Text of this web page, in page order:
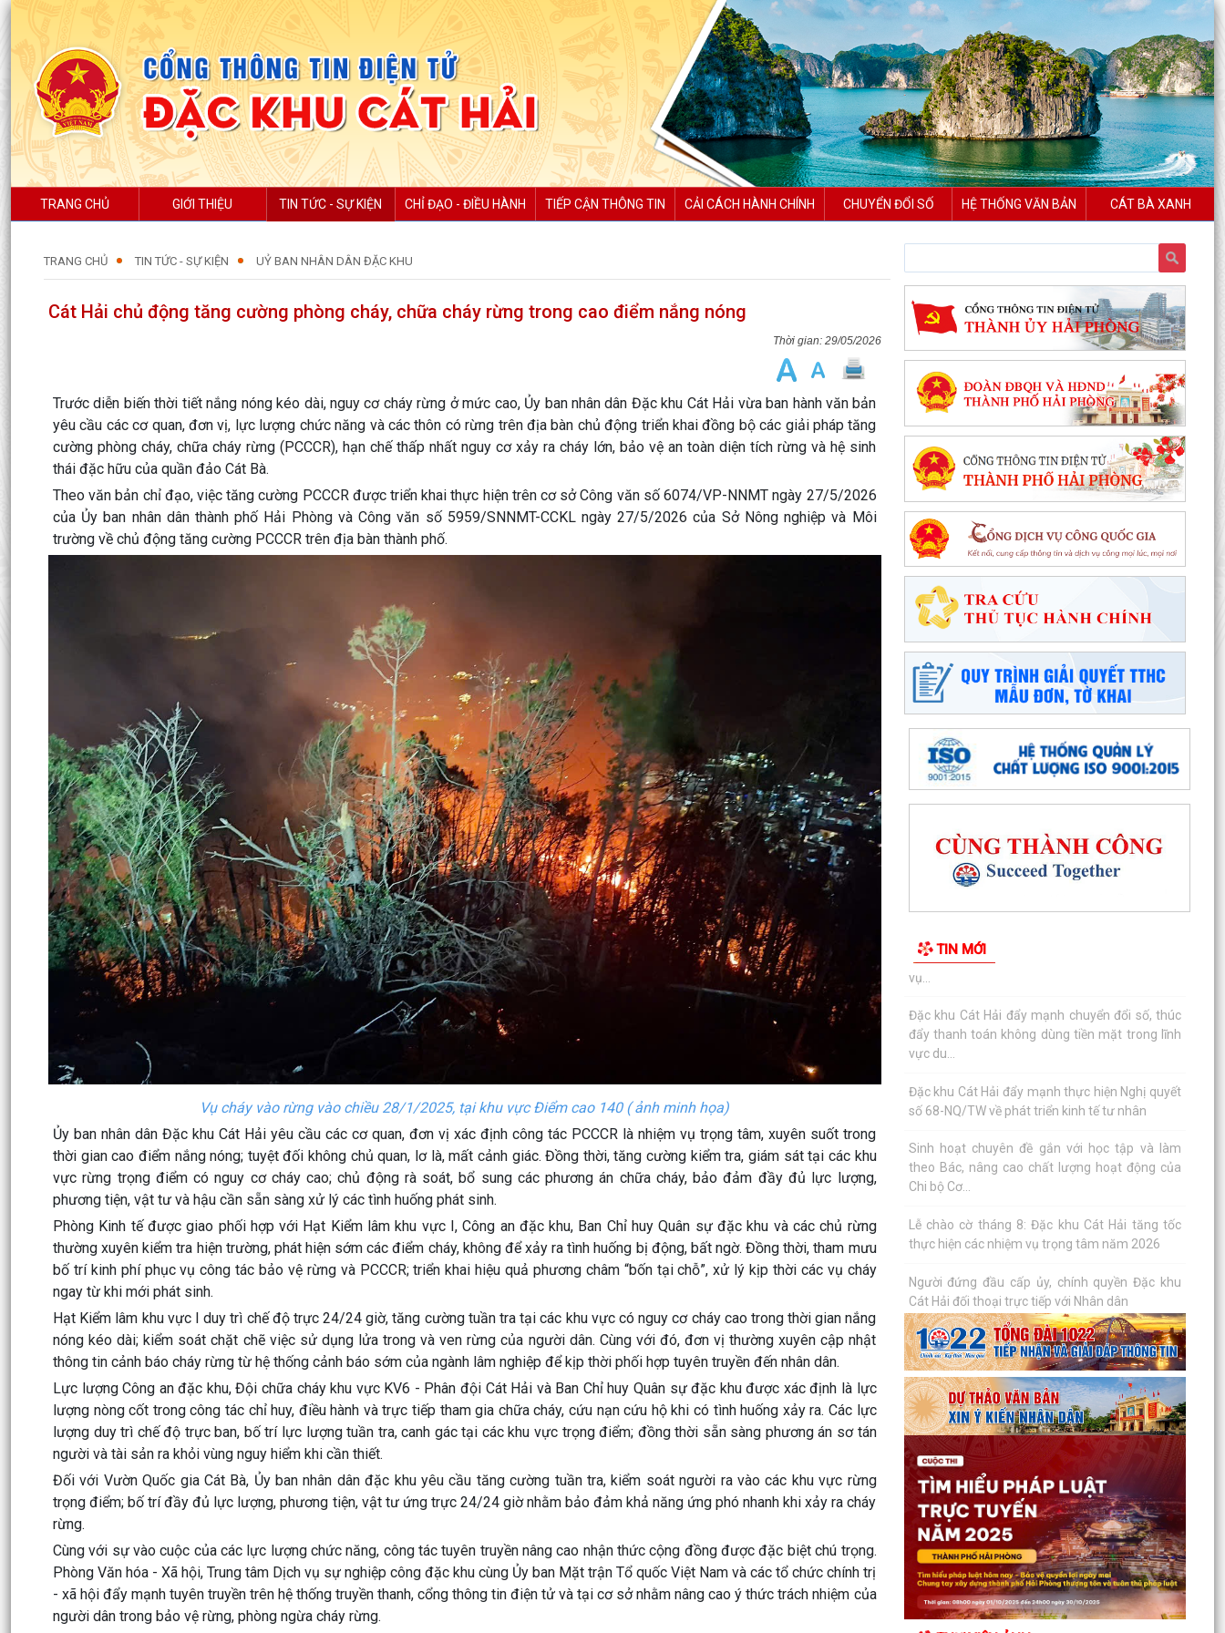
TRANG CHỦ GIỚI THIỆU TIN TỨC - SỰ KIỆN CHỈ ĐẠO - ĐIỀU HÀNH TIẾP CẬN THÔNG TIN CẢI CÁCH HÀNH CHÍNH CHUYỂN ĐỔI SỐ HỆ THỐNG VĂN BẢN CÁT BÀ XANH
TRANG CHỦ TIN TỨC - SỰ KIỆN UỶ BAN NHÂN DÂN ĐẶC KHU
Cát Hải chủ động tăng cường phòng cháy, chữa cháy rừng trong cao điểm nắng nóng
29/05/2026
Trước diễn biến thời tiết nắng nóng kéo dài, nguy cơ cháy rừng ở mức cao, Ủy ban nhân dân Đặc khu Cát Hải vừa ban hành văn bản
yêu cầu các cơ quan, đơn vị, lực lượng chức năng và các thôn có rừng trên địa bàn chủ động triển khai đồng bộ các giải pháp tăng
cường phòng cháy, chữa cháy rừng (PCCCR), hạn chế thấp nhất nguy cơ xảy ra cháy lớn, bảo vệ an toàn diện tích rừng và hệ sinh
thái đặc hữu của quần đảo Cát Bà.
Theo văn bản chỉ đạo, việc tăng cường PCCCR được triển khai thực hiện trên cơ sở Công văn số 6074/VP-NNMT ngày 27/5/2026
của Ủy ban nhân dân thành phố Hải Phòng và Công văn số 5959/SNNMT-CCKL ngày 27/5/2026 của Sở Nông nghiệp và Môi
trường về chủ động tăng cường PCCCR trên địa bàn thành phố.
Vụ cháy vào rừng vào chiều 28/1/2025, tại khu vực Điểm cao 140 ( ảnh minh họa)
Ủy ban nhân dân Đặc khu Cát Hải yêu cầu các cơ quan, đơn vị xác định công tác PCCCR là nhiệm vụ trọng tâm, xuyên suốt trong
thời gian cao điểm nắng nóng; tuyệt đối không chủ quan, lơ là, mất cảnh giác. Đồng thời, tăng cường kiểm tra, giám sát tại các khu
vực rừng trọng điểm có nguy cơ cháy cao; chủ động rà soát, bổ sung các phương án chữa cháy, bảo đảm đầy đủ lực lượng,
phương tiện, vật tư và hậu cần sẵn sàng xử lý các tình huống phát sinh.
Phòng Kinh tế được giao phối hợp với Hạt Kiểm lâm khu vực I, Công an đặc khu, Ban Chỉ huy Quân sự đặc khu và các chủ rừng
thường xuyên kiểm tra hiện trường, phát hiện sớm các điểm cháy, không để xảy ra tình huống bị động, bất ngờ. Đồng thời, tham mưu
bố trí kinh phí phục vụ công tác bảo vệ rừng và PCCCR; triển khai hiệu quả phương châm “bốn tại chỗ”, xử lý kịp thời các vụ cháy
ngay từ khi mới phát sinh.
Hạt Kiểm lâm khu vực I duy trì chế độ trực 24/24 giờ, tăng cường tuần tra tại các khu vực có nguy cơ cháy cao trong thời gian nắng
nóng kéo dài; kiểm soát chặt chẽ việc sử dụng lửa trong và ven rừng của người dân. Cùng với đó, đơn vị thường xuyên cập nhật
thông tin cảnh báo cháy rừng từ hệ thống cảnh báo sớm của ngành lâm nghiệp để kịp thời phối hợp tuyên truyền đến nhân dân.
Lực lượng Công an đặc khu, Đội chữa cháy khu vực KV6 - Phân đội Cát Hải và Ban Chỉ huy Quân sự đặc khu được xác định là lực
lượng nòng cốt trong công tác chỉ huy, điều hành và trực tiếp tham gia chữa cháy, cứu nạn cứu hộ khi có tình huống xảy ra. Các lực
lượng duy trì chế độ trực ban, bố trí lực lượng tuần tra, canh gác tại các khu vực trọng điểm; đồng thời sẵn sàng phương án sơ tán
người và tài sản ra khỏi vùng nguy hiểm khi cần thiết.
Đối với Vườn Quốc gia Cát Bà, Ủy ban nhân dân đặc khu yêu cầu tăng cường tuần tra, kiểm soát người ra vào các khu vực rừng
trọng điểm; bố trí đầy đủ lực lượng, phương tiện, vật tư ứng trực 24/24 giờ nhằm bảo đảm khả năng ứng phó nhanh khi xảy ra cháy
rừng.
Cùng với sự vào cuộc của các lực lượng chức năng, công tác tuyên truyền nâng cao nhận thức cộng đồng được đặc biệt chú trọng.
Phòng Văn hóa - Xã hội, Trung tâm Dịch vụ sự nghiệp công đặc khu cùng Ủy ban Mặt trận Tổ quốc Việt Nam và các tổ chức chính trị
- xã hội đẩy mạnh tuyên truyền trên hệ thống truyền thanh, cổng thông tin điện tử và tại cơ sở nhằm nâng cao ý thức trách nhiệm của
người dân trong bảo vệ rừng, phòng ngừa cháy rừng.
TIN MỚI
Chung kết toàn quốc Hội thi lực lượng tham gia
bảo vệ an ninh, trật tự ở cơ sở giỏi lần thứ I tại...
Đặc khu Cát Hải đẩy mạnh cải cách hành chính,
nâng cao chất lượng phục vụ người dân và
doanh nghiệp
Thông báo tuyển sinh trình độ trung cấp, cao
đẳng năm 2026 của Trường Cao đẳng Kỹ thuật
Hải Phòng
Tổ đại biểu số 09 HĐND thành phố Hải Phòng
tiếp xúc cử tri sau Kỳ họp thường lệ giữa năm
2026
Đặc khu Cát Hải triển khai Chương trình quốc gia
về an toàn trong sử dụng điện giai đoạn 2026 -
2035
Khơi dậy tiềm năng, phát huy sức mạnh kinh tế
tư nhân tại đặc khu Cát Hải
Đặc khu Cát Hải quyết tâm thực hiện thắng lợi
Nghị quyết số 11-NQ/TU, tạo động lực tăng
Đặc khu Cát Hải đẩy mạnh triển khai Nghị quyết
số 57-NQ/TW, tạo đột phá về khoa học, công
UBND đặc khu Cát Hải đánh giá kết quả phát
triển kinh tế - xã hội tháng 7, triển khai nhiệm
Đặc khu Cát Hải đẩy mạnh chuyển đổi số, thúc
vực du...
Đặc khu Cát Hải đẩy mạnh thực hiện Nghị quyết
số 68-NQ/TW về phát triển kinh tế tư nhân
Sinh hoạt chuyên đề gắn với học tập và làm
theo Bác, nâng cao chất lượng hoạt động của
Chi bộ Cơ...
Lễ chào cờ tháng 8: Đặc khu Cát Hải tăng tốc
thực hiện các nhiệm vụ trọng tâm năm 2026
Người đứng đầu cấp ủy, chính quyền Đặc khu
Cát Hải đối thoại trực tiếp với Nhân dân
Nâng cao chất lượng hoạt động ủy thác vay vốn
chính sách tại đặc khu Cát Hải
Đặc khu Cát Hải triển khai học tập, quán triệt
Nghị quyết Hội nghị Trung ương 3 khóa XIV
Quy định số 207-QĐ/TW về những điều đảng
viên không được làm
Cát Hải triển khai đợt cao điểm "90 ngày tăng
tốc - về đích khám sức khỏe toàn dân năm
2026"
Cảnh giác với hình thức quảng bá trá hình các
trang cá cược trực tuyến
Lung linh những ngọn nến tri ân tại Nghĩa trang
Liệt sĩ Đặc khu Cát Hải
Bệnh viện Mắt Hà Nội – Hải Phòng đồng hành tri
ân người có công tại Đặc khu Cát Hải